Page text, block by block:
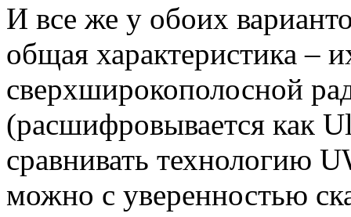
И все же у обоих
общая характеристика –
сверхширокополосной
(расшифровывается как
сравнивать технологию
можно с уверенностью